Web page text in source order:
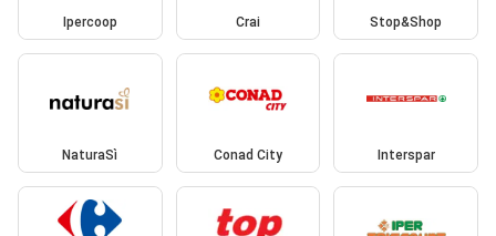
Ipercoop Crai Stop&Shop
NaturaSì Conad City Interspar